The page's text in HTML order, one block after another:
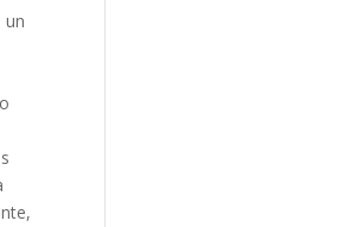
un